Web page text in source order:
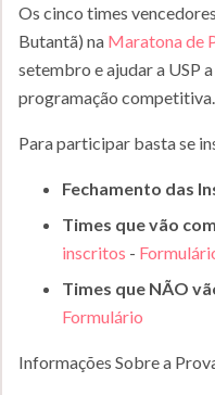
Os cinco times
Butantã) na Maratona de
setembro e ajudar a USP
programação competitiva.
Para participar basta se
Fechamento das
Times que vão
inscritos -
Times que NÃO
Formulário
Informações Sobre a